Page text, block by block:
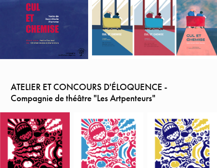
ATELIER ET CONCOURS D'ÉLOQUENCE -
Compagnie de théâtre "Les Artpenteurs"